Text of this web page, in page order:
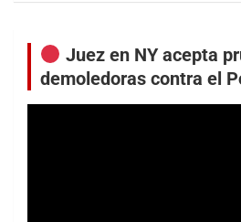
Juez en NY acepta
demoledoras contra el